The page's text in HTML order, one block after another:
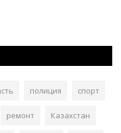
полиция спорт
ремонт Казахстан